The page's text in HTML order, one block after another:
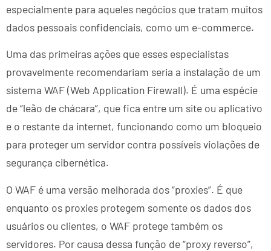
especialmente para aqueles negócios que tratam muitos
dados pessoais confidenciais, como um e-commerce.
Uma das primeiras ações que esses especialistas
provavelmente recomendariam seria a instalação de um
sistema WAF (Web Application Firewall). É uma espécie
de “leão de chácara”, que fica entre um site ou aplicativo
e o restante da internet, funcionando como um bloqueio
para proteger um servidor contra possíveis violações de
segurança cibernética.
O WAF é uma versão melhorada dos “proxies”. É que
enquanto os proxies protegem somente os dados dos
usuários ou clientes, o WAF protege também os
servidores. Por causa dessa função de “proxy reverso”,